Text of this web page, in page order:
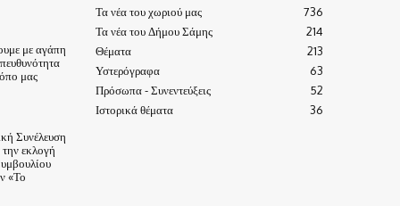
με αγάπη
μας
Συνέλευση
την εκλογή
«Το
Τα νέα του χωριού μας
736
Τα νέα του Δήμου Σάμης
214
Θέματα
213
Υστερόγραφα
63
Πρόσωπα - Συνεντεύξεις
52
Ιστορικά θέματα
36